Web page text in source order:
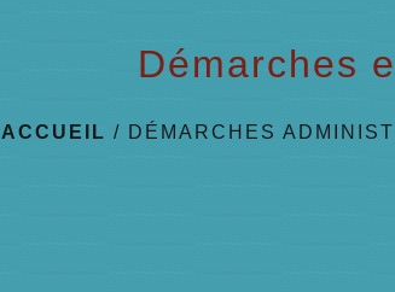
Démarches
ACCUEIL / DÉMARCHES